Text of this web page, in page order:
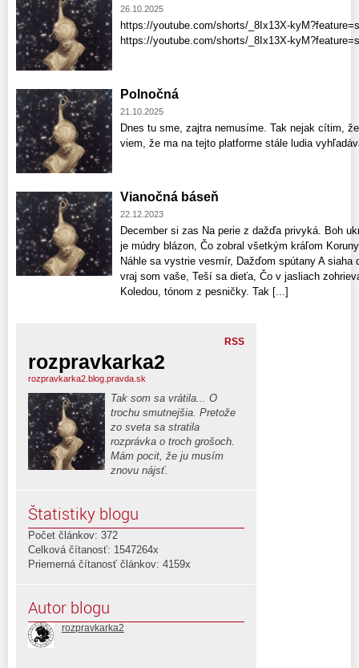
26.10.2025
https://youtube.com/shorts/_8Ix13X-
https://youtube.com/shorts/_8Ix13X-
Polnočná
21.10.2025
Dnes tu sme, zajtra nemusíme. Tak nejak cítim,
viem, že ma na tejto platforme stále ludia
Vianočná báseň
22.12.2023
December si zas Na perie z dažďa privyká. Boh
je múdry blázon, Čo zobral všetkým kráľom
Náhle sa vystrie vesmír, Dažďom spútany A
vraj som vaše, Teší sa dieťa, Čo v jasliach
Koledou, tónom z pesničky. Tak [...]
RSS
rozpravkarka2
rozpravkarka2.blog.pravda.sk
Tak som sa vrátila... O
trochu smutnejšia. Pretože
zo sveta sa stratila
rozprávka o troch grošoch.
Mám pocit, že ju musím
znovu nájsť.
Štatistiky blogu
Počet článkov: 372
Celková čítanosť: 1547264x
Priemerná čítanosť článkov: 4159x
Autor blogu
rozpravkarka2